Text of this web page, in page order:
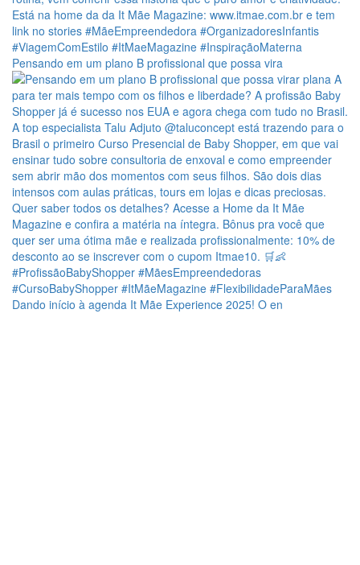
Pensando em um plano B profissional que possa vira
Dando início à agenda It Mãe Experience 2025! O en